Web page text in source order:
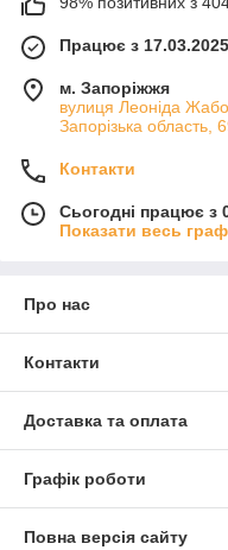
Працює з 17.03.2025
м. Запоріжжя
вулиця Леоніда
Запорізька область,
Контакти
Сьогодні працює з
Показати весь
Про нас
Контакти
Доставка та оплата
Графік роботи
Повна версія сайту